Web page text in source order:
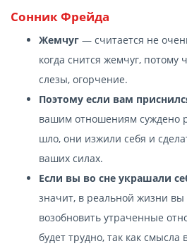
Сонник Фрейда
Жемчуг — считается не
когда снится жемчуг, потому
слезы, огорчение.
Поэтому если вам
вашим отношениям суждено
шло, они изжили себя и
ваших силах.
Если вы во сне украшали
значит, в реальной жизни вы
возобновить утраченные
будет трудно, так как смысла